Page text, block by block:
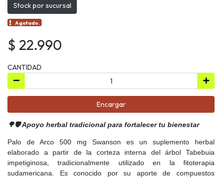
Stock por sucursal
Agotado.
$ 22.990
CANTIDAD
Encargar
🌳🛡️ Apoyo herbal tradicional para fortalecer tu bienestar
Palo de Arco 500 mg Swanson es un suplemento herbal
elaborado a partir de la corteza interna del árbol Tabebuia
impetiginosa, tradicionalmente utilizado en la fitoterapia
sudamericana. Es conocido por su aporte de compuestos